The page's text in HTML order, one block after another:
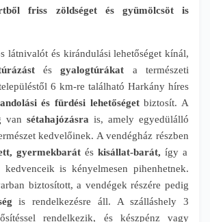
friss zöldséget és gyümölcsöt is
látnivalót és kirándulási lehetőséget kínál,
ésgyalogtúrákat a természeti
6 km-re található Harkány híres
és fürdési lehetőségetbiztosít. A
van sétahajózásra is, amely egyedülálló
kedvelőinek. A vendégház részben
gyermekbarát és kisállat-barát, így a
is kényelmesen pihenhetnek.
biztosított, a vendégek részére pedig
is rendelkezésre áll. A szálláshely 3
rendelkezik, és készpénz vagy